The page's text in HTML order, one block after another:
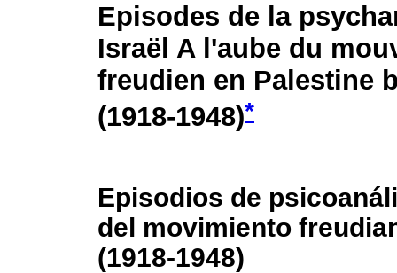
Episodes de la
Israël A l'aube du
freudien en Palestine
(1918-1948)*
Episodios de
del movimiento
(1918-1948)